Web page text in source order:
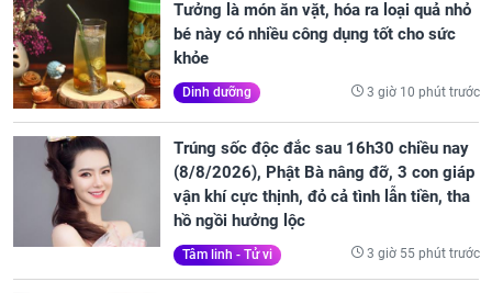
Tưởng là món ăn vặt, hóa ra loại quả nhỏ
bé này có nhiều công dụng tốt cho sức
khỏe
Dinh dưỡng 3 giờ 10 phút trước
Trúng sốc độc đắc sau 16h30 chiều nay
(8/8/2026), Phật Bà nâng đỡ, 3 con giáp
vận khí cực thịnh, đỏ cả tình lẫn tiền, tha
hồ ngồi hưởng lộc
Tâm linh - Tử vi 3 giờ 55 phút trước